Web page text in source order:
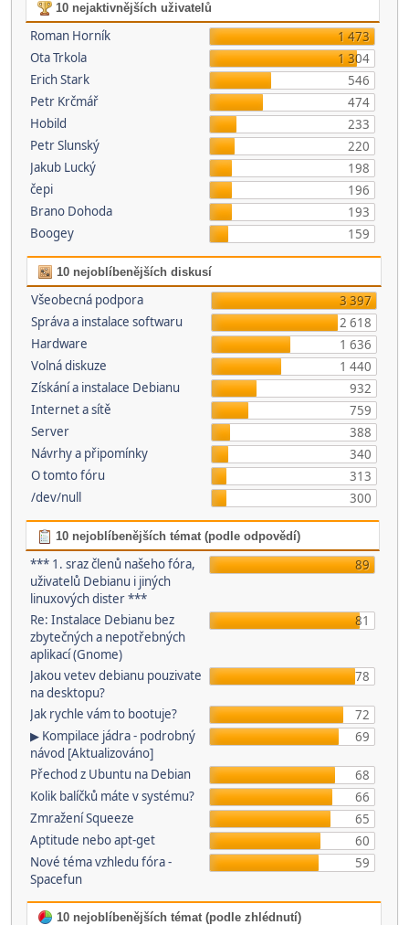
10 nejaktivnějších uživatelů
Roman Horník
1 473
Ota Trkola
1 304
Erich Stark
546
Petr Krčmář
474
Hobild
233
Petr Slunský
220
Jakub Lucký
198
čepi
196
Brano Dohoda
193
Boogey
159
10 nejoblíbenějších diskusí
Všeobecná podpora
3 397
Správa a instalace softwaru
2 618
Hardware
1 636
Volná diskuze
1 440
Získání a instalace Debianu
932
Internet a sítě
759
Server
388
Návrhy a připomínky
340
O tomto fóru
313
/dev/null
300
10 nejoblíbenějších témat (podle odpovědí)
*** 1. sraz členů našeho fóra,
uživatelů Debianu i jiných
linuxových dister ***
89
Re: Instalace Debianu bez
zbytečných a nepotřebných
aplikací (Gnome)
81
Jakou vetev debianu pouzivate
na desktopu?
78
Jak rychle vám to bootuje?
72
▶ Kompilace jádra - podrobný
návod [Aktualizováno]
69
Přechod z Ubuntu na Debian
68
Kolik balíčků máte v systému?
66
Zmražení Squeeze
65
Aptitude nebo apt-get
60
Nové téma vzhledu fóra -
Spacefun
59
10 nejoblíbenějších témat (podle zhlédnutí)